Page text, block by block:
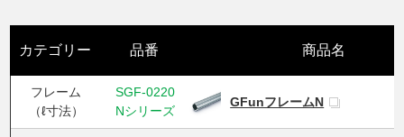
カテゴリー 品番 商品名
フレーム
（ℓ寸法）
SGF-0220
Nシリーズ
GFunフレームN